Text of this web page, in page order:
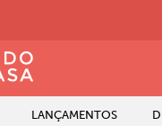
LANÇAMENTOS